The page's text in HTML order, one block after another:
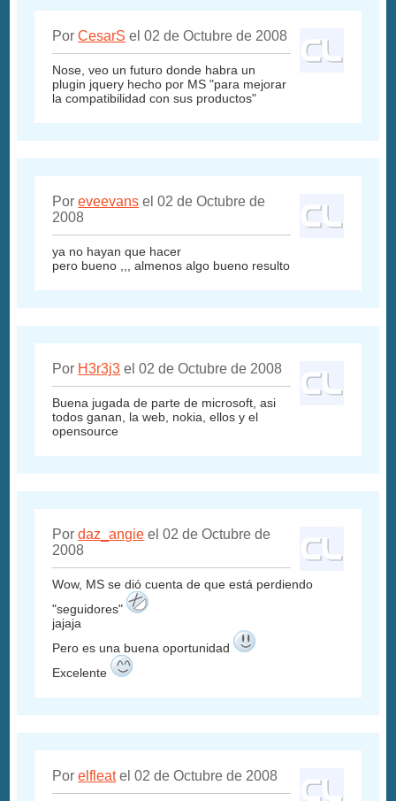
PorCesarS el 02 de Octubre de 2008
Nose, veo un futuro donde habra un
plugin jquery hecho por MS "para mejorar
la compatibilidad con sus productos"
Poreveevans el 02 de Octubre de
2008
ya no hayan que hacer
pero bueno ,,, almenos algo bueno resulto
Por H3r3j3 el 02 de Octubre de 2008
Buena jugada de parte de microsoft, asi
todos ganan, la web, nokia, ellos y el
opensource
Pordaz_angie el 02 de Octubre de
2008
Wow, MS se dió cuenta de que está perdiendo
"seguidores"
jajaja
Pero es una buena oportunidad
Excelente
Porelfleatel 02 de Octubre de 2008